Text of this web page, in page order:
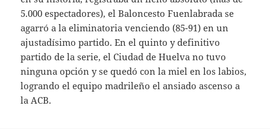
5.000 espectadores), el Baloncesto Fuenlabrada se
agarró a la eliminatoria venciendo (85-91) en un
ajustadísimo partido. En el quinto y definitivo
partido de la serie, el Ciudad de Huelva no tuvo
ninguna opción y se quedó con la miel en los labios,
logrando el equipo madrileño el ansiado ascenso a
la ACB.